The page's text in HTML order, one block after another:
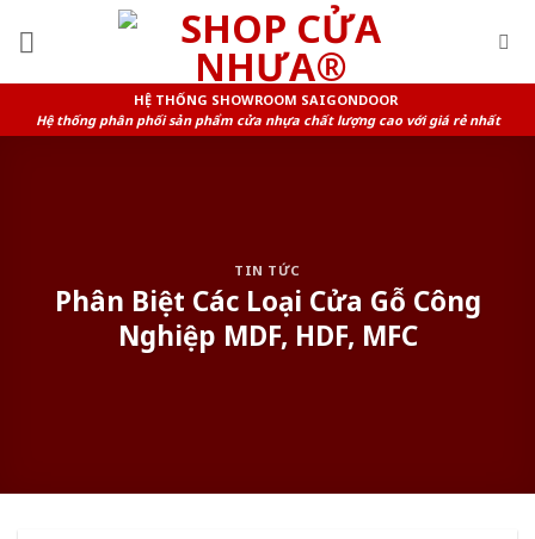
HỆ THỐNG SHOWROOM SAIGONDOOR
Hệ thống phân phối sản phẩm cửa nhựa chất lượng cao với giá rẻ nhất
TIN TỨC
Phân Biệt Các Loại Cửa Gỗ Công
Nghiệp MDF, HDF, MFC